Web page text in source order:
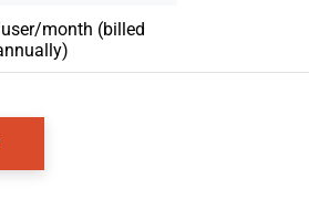
month (billed
New Window